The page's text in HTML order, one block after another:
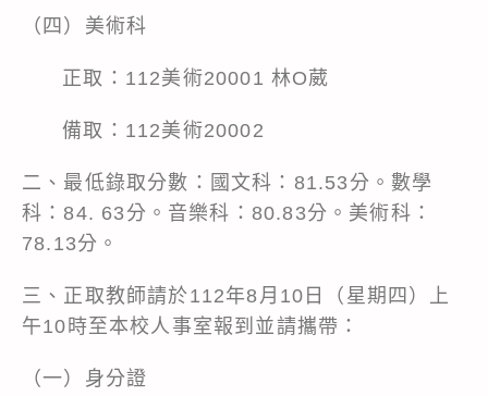
（四）美術科
正取：112美術20001 林O葳
備取：112美術20002
二、最低錄取分數：國文科：81.53分。數學
科：84. 63分。音樂科：80.83分。美術科：
78.13分。
三、正取教師請於112年8月10日（星期四）上
午10時至本校人事室報到並請攜帶：
（一）身分證